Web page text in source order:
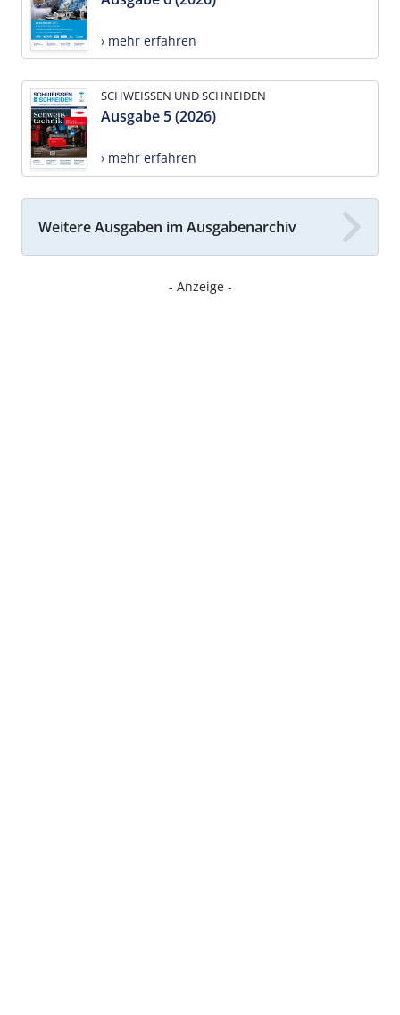
› mehr erfahren
SCHWEISSEN UND SCHNEIDEN
Ausgabe 5 (2026)
› mehr erfahren
Weitere Ausgaben im Ausgabenarchiv
- Anzeige -